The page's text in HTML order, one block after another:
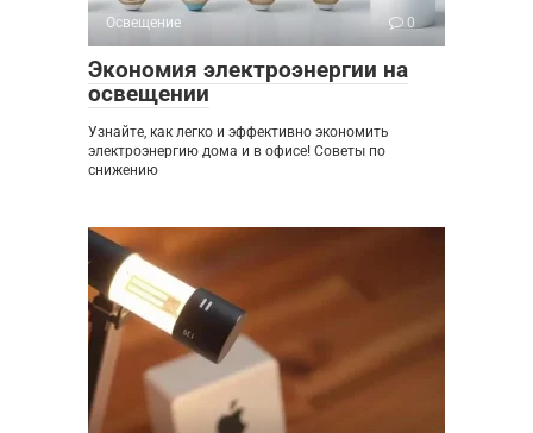
Освещение 0
Экономия электроэнергии на
освещении
Узнайте, как легко и эффективно экономить
электроэнергию дома и в офисе! Советы по
снижению